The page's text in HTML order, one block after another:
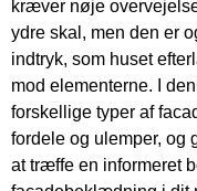
kræver nøje
ydre skal, men den er
indtryk, som huset
mod elementerne. I
forskellige typer af
fordele og ulemper, og
at træffe en informeret